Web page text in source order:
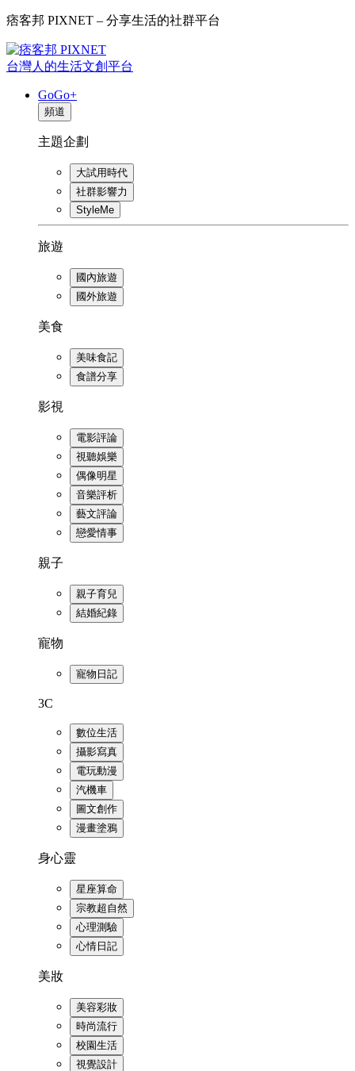
痞客邦 PIXNET – 分享生活的社群平台
台灣人的生活文創平台
GoGo+
頻道
主題企劃
大試用時代
社群影響力
StyleMe
旅遊
國內旅遊
國外旅遊
美食
美味食記
食譜分享
影視
電影評論
視聽娛樂
偶像明星
音樂評析
藝文評論
戀愛情事
親子
親子育兒
結婚紀錄
寵物
寵物日記
3C
數位生活
攝影寫真
電玩動漫
汽機車
圖文創作
漫畫塗鴉
身心靈
星座算命
宗教超自然
心理測驗
心情日記
美妝
美容彩妝
時尚流行
校園生活
視覺設計